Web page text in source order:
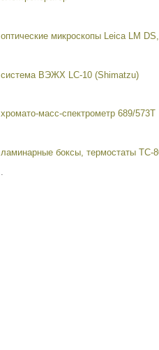
оптические микроскопы Leica LM
система ВЭЖХ LC-10 (Shimatzu)
хромато-масс-спектрометр 689/
ламинарные боксы, термостаты ТС-